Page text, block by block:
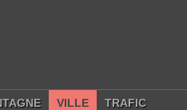
VILLE TRAFIC